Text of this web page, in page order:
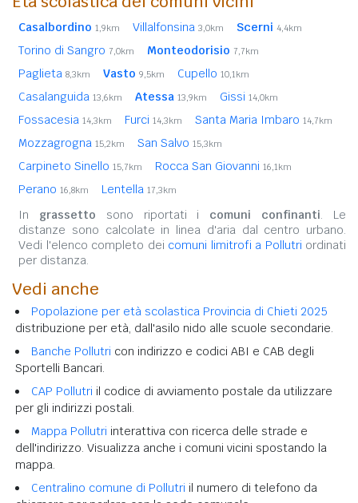
Casalbordino 1,9km Villalfonsina 3,0km Scerni 4,4km
Torino di Sangro 7,0km Monteodorisio 7,7km
Paglieta 8,3km Vasto 9,5km Cupello 10,1km
Casalanguida 13,6km Atessa 13,9km Gissi 14,0km
Fossacesia 14,3km Furci 14,3km Santa Maria Imbaro 14,7km
Mozzagrogna 15,2km San Salvo 15,3km
Carpineto Sinello 15,7km Rocca San Giovanni 16,1km
Perano 16,8km Lentella 17,3km
In grassetto sono riportati i comuni confinanti. Le
distanze sono calcolate in linea d'aria dal centro urbano.
Vedi l'elenco completo dei comuni limitrofi a Pollutri ordinati
per distanza.
Vedi anche
Popolazione per età scolastica Provincia di Chieti 2025
distribuzione per età, dall'asilo nido alle scuole secondarie.
Banche Pollutri con indirizzo e codici ABI e CAB degli
Sportelli Bancari.
CAP Pollutri il codice di avviamento postale da utilizzare
per gli indirizzi postali.
Mappa Pollutri interattiva con ricerca delle strade e
dell'indirizzo. Visualizza anche i comuni vicini spostando la
mappa.
Centralino comune di Pollutri il numero di telefono da